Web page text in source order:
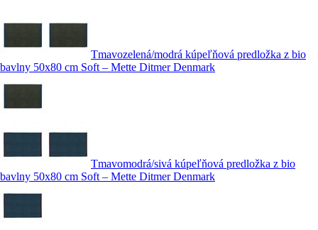
Tmavozelená/modrá kúpeľňová predložka z bio
bavlny 50x80 cm Soft – Mette Ditmer Denmark
Tmavomodrá/sivá kúpeľňová predložka z bio
bavlny 50x80 cm Soft – Mette Ditmer Denmark